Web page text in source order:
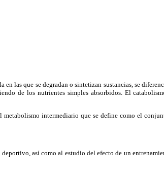
las que se degradan o sintetizan sustancias, se
de los nutrientes simples absorbidos. El
intermediario que se define como el
así como al estudio del efecto de un